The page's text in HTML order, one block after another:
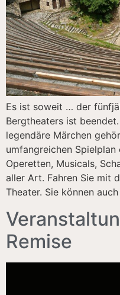
Es ist soweit … der
Bergtheaters ist
legendäre Märchen
umfangreichen
Operetten, Musicals,
aller Art. Fahren Sie mit
Theater. Sie können
Remise